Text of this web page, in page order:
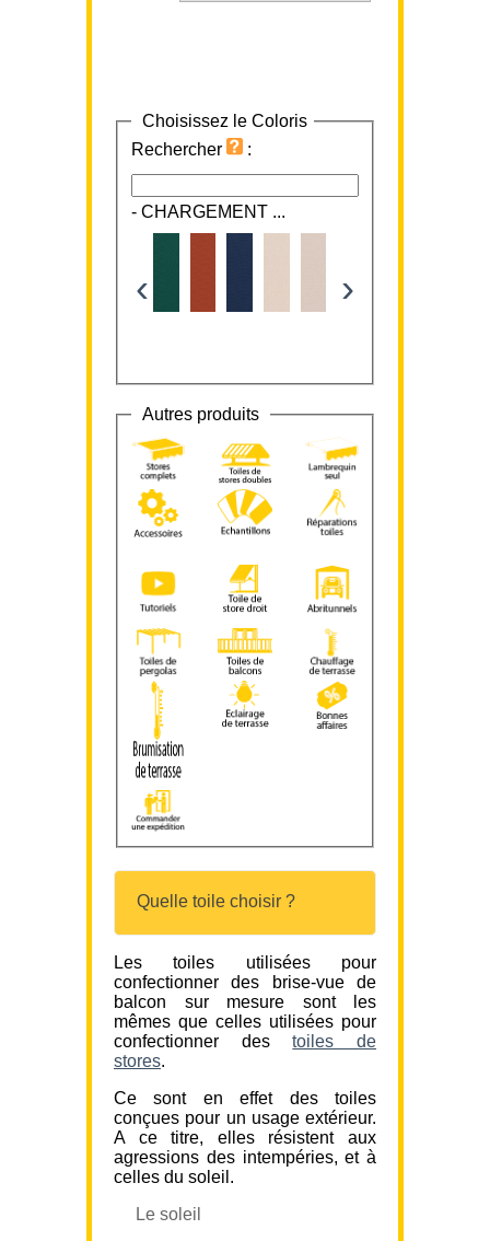
Choisissez le Coloris
Rechercher
:
- CHARGEMENT ...
‹ ›
Autres produits
Quelle toile choisir ?
Les toiles utilisées pour
confectionner des brise-vue de
balcon sur mesure sont les
mêmes que celles utilisées pour
confectionner destoiles de
stores.
Ce sont en effet des toiles
conçues pour un usage extérieur.
A ce titre, elles résistent aux
agressions des intempéries, et à
celles du soleil.
Le soleil